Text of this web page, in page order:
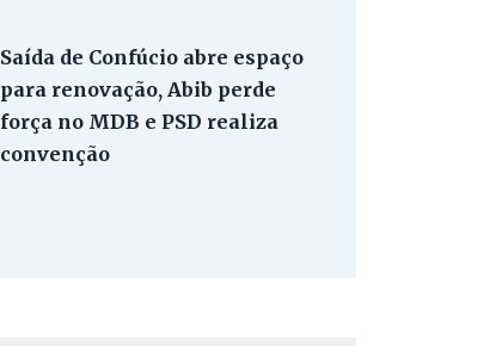
Saída de Confúcio abre espaço
para renovação, Abib perde
força no MDB e PSD realiza
convenção